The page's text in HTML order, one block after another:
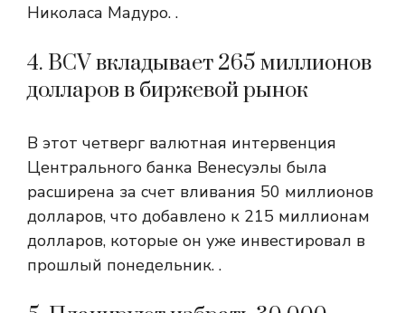
Николаса Мадуро. .
4. BCV вкладывает 265 миллионов
долларов в биржевой рынок
В этот четверг валютная интервенция
Центрального банка Венесуэлы была
расширена за счет вливания 50 миллионов
долларов, что добавлено к 215 миллионам
долларов, которые он уже инвестировал в
прошлый понедельник. .